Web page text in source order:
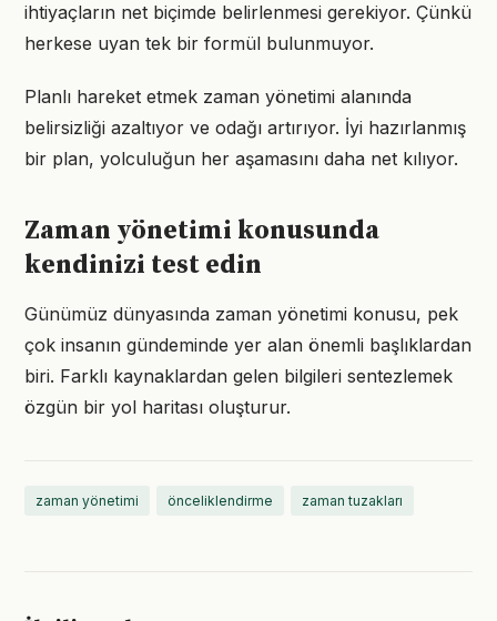
ihtiyaçların net biçimde belirlenmesi gerekiyor. Çünkü
herkese uyan tek bir formül bulunmuyor.
Planlı hareket etmek zaman yönetimi alanında
belirsizliği azaltıyor ve odağı artırıyor. İyi hazırlanmış
bir plan, yolculuğun her aşamasını daha net kılıyor.
Zaman yönetimi konusunda
kendinizi test edin
Günümüz dünyasında zaman yönetimi konusu, pek
çok insanın gündeminde yer alan önemli başlıklardan
biri. Farklı kaynaklardan gelen bilgileri sentezlemek
özgün bir yol haritası oluşturur.
zaman yönetimi önceliklendirme zaman tuzakları